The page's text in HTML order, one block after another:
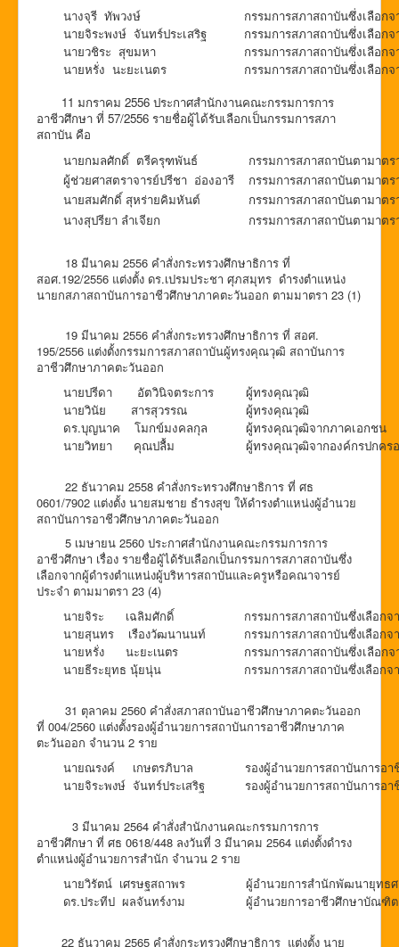
นางจุรี ทัพวงษ์
กรรมการสภาสถาบันซึ่งเลือกจ
นายจิระพงษ์ จันทร์ประเสริฐ
กรรมการสภาสถาบันซึ่งเลือกจ
นายวชิระ สุขมหา
กรรมการสภาสถาบันซึ่งเลือก
นายหรั่ง นะยะเนตร
กรรมการสภาสถาบันซึ่งเลือก
11 มกราคม 2556 ประกาศสำนักงานคณะกรรมการการ
อาชีวศึกษา ที่ 57/2556 รายชื่อผู้ได้รับเลือกเป็นกรรมการสภา
สถาบัน คือ
นายกมลศักดิ์ ตรีครุฑพันธ์
กรรมการสภาสถาบันตามาตร
ผู้ช่วยศาสตราจารย์ปรีชา อ่องอารี
กรรมการสภาสถาบันตามาตร
นายสมศักดิ์ สุหร่ายคิมหันต์
กรรมการสภาสถาบันตามาตร
นางสุปรียา ลำเจียก
กรรมการสภาสถาบันตามาตร
18 มีนาคม 2556 คำสั่งกระทรวงศึกษาธิการ ที่
สอศ.192/2556 แต่งตั้ง ดร.เปรมประชา ศุภสมุทร ดำรงตำแหน่ง
นายกสภาสถาบันการอาชีวศึกษาภาคตะวันออก ตามมาตรา 23 (1)
19 มีนาคม 2556 คำสั่งกระทรวงศึกษาธิการ ที่ สอศ.
195/2556 แต่งตั้งกรรมการสภาสถาบันผู้ทรงคุณวุฒิ สถาบันการ
อาชีวศึกษาภาคตะวันออก
นายปรีดา อัตวินิจตระการ
ผู้ทรงคุณวุฒิ
นายวินัย สารสุวรรณ
ผู้ทรงคุณวุฒิ
ดร.บุญนาค โมกข์มงคลกุล
ผู้ทรงคุณวุฒิจากภาคเอกชน
นายวิทยา คุณปลื้ม
ผู้ทรงคุณวุฒิจากองค์กรปกคร
22 ธันวาคม 2558 คำสั่งกระทรวงศึกษาธิการ ที่ ศธ
0601/7902 แต่งตั้ง นายสมชาย ธำรงสุข ให้ดำรงตำแหน่งผู้อำนวย
สถาบันการอาชีวศึกษาภาคตะวันออก
5 เมษายน 2560 ประกาศสำนักงานคณะกรรมการการ
อาชีวศึกษา เรื่อง รายชื่อผู้ได้รับเลือกเป็นกรรมการสภาสถาบันซึ่ง
เลือกจากผู้ดำรงตำแหน่งผู้บริหารสถาบันและครูหรือคณาจารย์
ประจำ ตามมาตรา 23 (4)
นายจิระ เฉลิมศักดิ์
กรรมการสภาสถาบันซึ่งเลือกจ
นายสุนทร เรืองวัฒนานนท์
กรรมการสภาสถาบันซึ่งเลือกจ
นายหรั่ง นะยะเนตร
กรรมการสภาสถาบันซึ่งเลือก
นายธีระยุทธ นุ้ยนุ่น
กรรมการสภาสถาบันซึ่งเลือก
31 ตุลาคม 2560 คำสั่งสภาสถาบันอาชีวศึกษาภาคตะวันออก
ที่ 004/2560 แต่งตั้งรองผู้อำนวยการสถาบันการอาชีวศึกษาภาค
ตะวันออก จำนวน 2 ราย
นายณรงค์ เกษตรภิบาล
รองผู้อำนวยการสถาบันการอ
นายจิระพงษ์ จันทร์ประเสริฐ
รองผู้อำนวยการสถาบันการอ
3 มีนาคม 2564 คำสั่งสำนักงานคณะกรรมการการ
อาชีวศึกษา ที่ ศธ 0618/448 ลงวันที่ 3 มีนาคม 2564 แต่งตั้งดำรง
ตำแหน่งผู้อำนวยการสำนัก จำนวน 2 ราย
นายวิรัตน์ เศรษฐสถาพร
ผู้อำนวยการสำนักพัฒนายุทธ
ดร.ประทีป ผลจันทร์งาม
ผู้อำนวยการอาชีวศึกษาบัณฑิต
22 ธันวาคม 2565 คำสั่งกระทรวงศึกษาธิการ แต่งตั้ง นาย